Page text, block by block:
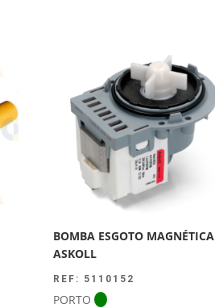
BOMBA ESGOTO MAGNÉTICA
ASKOLL
REF: 5110152
PORTO